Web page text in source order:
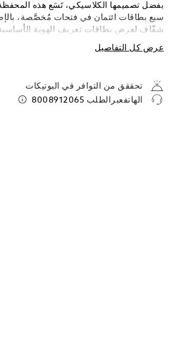
بفضل تصميمها الكلاسيكي، تَسَع هذه
سبع بطاقات ائتمان في فتحات مُخصَّصة،
شفّاف لعرض بطاقات تعريف الهوية
أيضًا على قسم للأوراق النقدية، بالإضافة
إضافية. مصنوعة من جلد ناعم ومبطنة
عرض كل التفاصيل
تحققق من التوافر في البوتيكات
الهاتفعبرالطلب 8008912065